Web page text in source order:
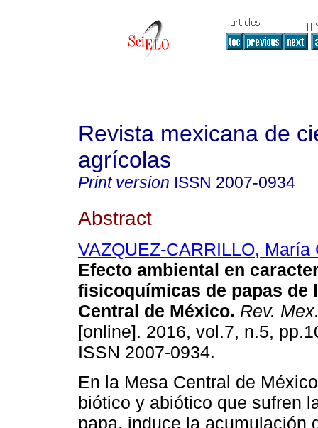
Revista mexicana de
agrícolas
Print version ISSN 2007-0934
Abstract
VAZQUEZ-CARRILLO, María
Efecto ambiental en
fisicoquímicas de papas de
Central de México. Rev.
[online]. 2016, vol.7, n.5,
ISSN 2007-0934.
En la Mesa Central de
biótico y abiótico que sufren
papa, induce la acumulación